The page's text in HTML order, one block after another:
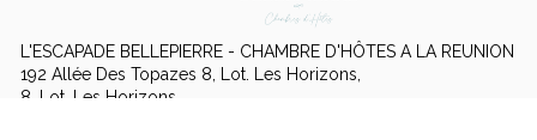
L'ESCAPADE BELLEPIERRE - CHAMBRE D'HÔTES A LA REUNION
192 Allée Des Topazes 8, Lot. Les Horizons,
8, Lot. Les Horizons,